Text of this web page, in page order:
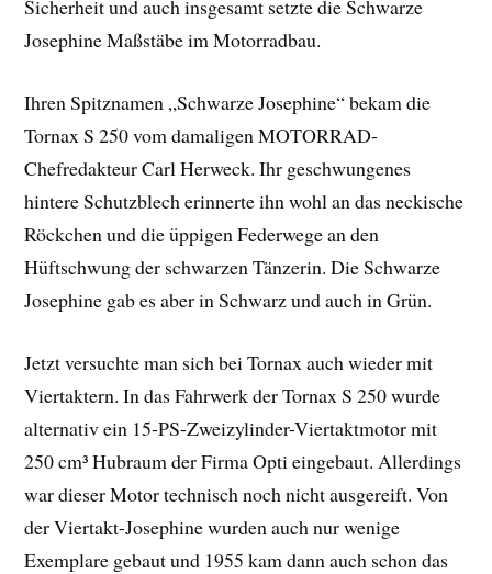
Sicherheit und auch insgesamt setzte die Schwarze
Josephine Maßstäbe im Motorradbau.
Ihren Spitznamen „Schwarze Josephine“ bekam die
Tornax S 250 vom damaligen MOTORRAD-
Chefredakteur Carl Herweck. Ihr geschwungenes
hintere Schutzblech erinnerte ihn wohl an das neckische
Röckchen und die üppigen Federwege an den
Hüftschwung der schwarzen Tänzerin. Die Schwarze
Josephine gab es aber in Schwarz und auch in Grün.
Jetzt versuchte man sich bei Tornax auch wieder mit
Viertaktern. In das Fahrwerk der Tornax S 250 wurde
alternativ ein 15-PS-Zweizylinder-Viertaktmotor mit
250 cm³ Hubraum der Firma Opti eingebaut. Allerdings
war dieser Motor technisch noch nicht ausgereift. Von
der Viertakt-Josephine wurden auch nur wenige
Exemplare gebaut und 1955 kam dann auch schon das